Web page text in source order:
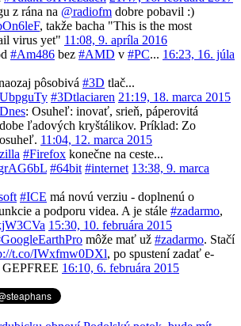
z rána na @radiofm dobre pobavil :)
, takže bacha "This is the most
virus yet" 11:08, 9. apríla 2016
#Am486 bez #AMD v #PC... 16:23, 16. júla
pôsobivá #3D tlač...
#3Dtlaciaren 21:19, 18. marca 2015
: Osuheľ: inovať, srieň, páperovitá
ľadových kryštálikov. Príklad: Zo
11:04, 12. marca 2015
#Firefox konečne na ceste...
#64bit #internet 13:38, 9. marca
#ICE má novú verziu - doplnenú o
a podporu videa. A je stále #zadarmo,
15:30, 10. februára 2015
môže mať už #zadarmo. Stačí
t.co/IWxfmw0DXl, po spustení zadať e-
16:10, 6. februára 2015